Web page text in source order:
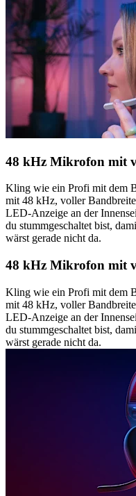
48 kHz Mikrofon mit
Kling wie ein Profi mit dem
mit 48 kHz, voller
LED-Anzeige an der
du stummgeschaltet bist,
wärst gerade nicht da.
48 kHz Mikrofon mit
Kling wie ein Profi mit dem
mit 48 kHz, voller
LED-Anzeige an der
du stummgeschaltet bist,
wärst gerade nicht da.